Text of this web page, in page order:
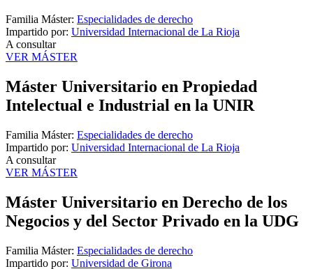
Familia Máster: Especialidades de derecho
Impartido por: Universidad Internacional de La Rioja
A consultar
VER MÁSTER
Máster Universitario en Propiedad
Intelectual e Industrial en la UNIR
Familia Máster: Especialidades de derecho
Impartido por: Universidad Internacional de La Rioja
A consultar
VER MÁSTER
Máster Universitario en Derecho de los
Negocios y del Sector Privado en la UDG
Familia Máster: Especialidades de derecho
Impartido por: Universidad de Girona